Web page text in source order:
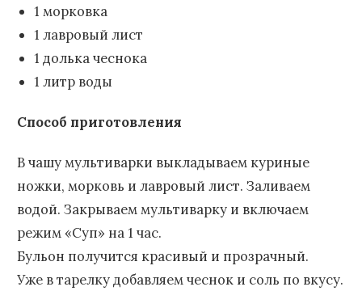
1 морковка
1 лавровый лист
1 долька чеснока
1 литр воды
Способ приготовления
В чашу мультиварки выкладываем куриные
ножки, морковь и лавровый лист. Заливаем
водой. Закрываем мультиварку и включаем
режим «Суп» на 1 час.
Бульон получится красивый и прозрачный.
Уже в тарелку добавляем чеснок и соль по вкусу.